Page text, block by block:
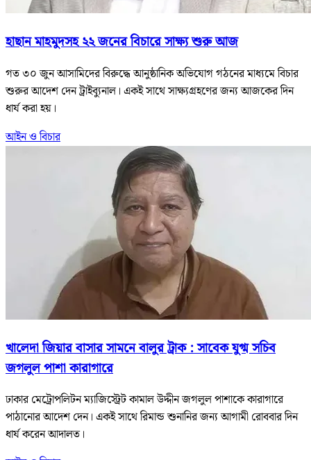
হাছান মাহমুদসহ ২২ জনের বিচারে সাক্ষ্য শুরু আজ
গত ৩০ জুন আসামিদের বিরুদ্ধে আনুষ্ঠানিক অভিযোগ গঠনের মাধ্যমে বিচার
শুরুর আদেশ দেন ট্রাইব্যুনাল। একই সাথে সাক্ষ্যগ্রহণের জন্য আজকের দিন
ধার্য করা হয়।
আইন ও বিচার
খালেদা জিয়ার বাসার সামনে বালুর ট্রাক : সাবেক যুগ্ম সচিব
জগলুল পাশা কারাগারে
ঢাকার মেট্রোপলিটন ম্যাজিস্ট্রেট কামাল উদ্দীন জগলুল পাশাকে কারাগারে
পাঠানোর আদেশ দেন। একই সাথে রিমান্ড শুনানির জন্য আগামী রোববার দিন
ধার্য করেন আদালত।